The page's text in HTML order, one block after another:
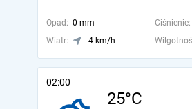
Opad: 0 mm Ciśnienie:
Wiatr:
4 km/h
02:00
25°C